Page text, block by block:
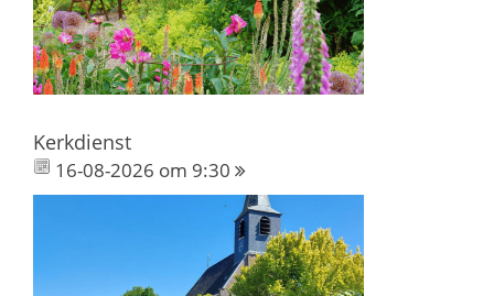
Kerkdienst
16-08-2026 om 9:30